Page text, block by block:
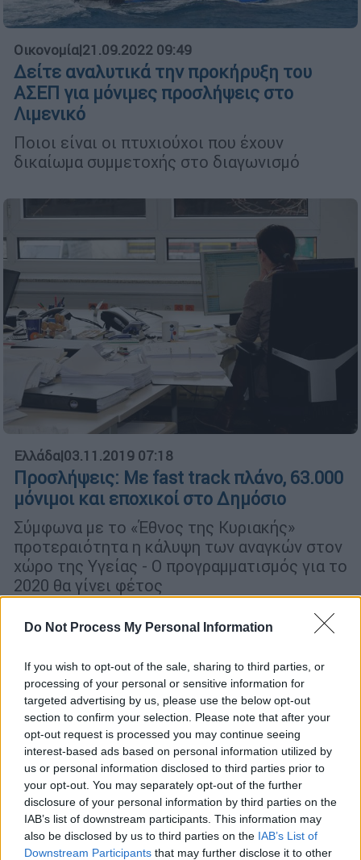
Do Not Process My Personal Information
If you wish to opt-out of the sale, sharing to third parties, or
processing of your personal or sensitive information for
targeted advertising by us, please use the below opt-out
section to confirm your selection. Please note that after your
opt-out request is processed you may continue seeing
interest-based ads based on personal information utilized by
us or personal information disclosed to third parties prior to
your opt-out. You may separately opt-out of the further
disclosure of your personal information by third parties on the
IAB’s list of downstream participants. This information may
also be disclosed by us to third parties on the IAB’s List of
Downstream Participants that may further disclose it to other
Οικονομία|21.09.2022 09:49
Δείτε αναλυτικά την προκήρυξη του
ΑΣΕΠ για μόνιμες προσλήψεις στο
Λιμενικό
Ποιοι είναι οι πτυχιούχοι που έχουν
δικαίωμα συμμετοχής στο διαγωνισμό
Ελλάδα|03.11.2019 07:18
Προσλήψεις: Με fast track πλάνο, 63.000
μόνιμοι και εποχικοί στο Δημόσιο
Σύμφωνα με το «Έθνος της Κυριακής»
προτεραιότητα η κάλυψη των αναγκών στον
χώρο της Υγείας - Ο προγραµµατισµός για το
2020 θα γίνει φέτος